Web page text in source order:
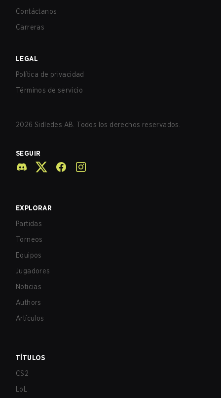
Contáctanos
Carreras
LEGAL
Política de privacidad
Términos de servicio
2026 Sidledes AB. Todos los derechos reservados.
SEGUIR
EXPLORAR
Partidas
Torneos
Equipos
Jugadores
Noticias
Authors
Artículos
TÍTULOS
CS2
LoL